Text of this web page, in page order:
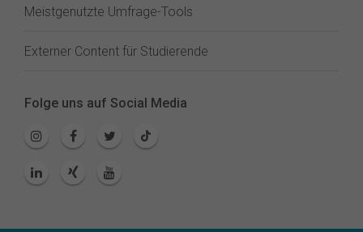
Meistgenutzte Umfrage-Tools
Externer Content für Studierende
Folge uns auf Social Media